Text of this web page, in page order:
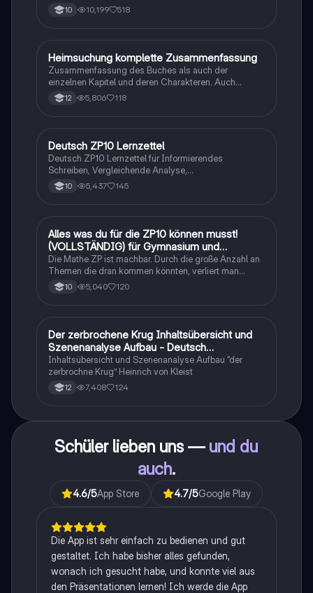
10 10,199 518
Deutsch
Heimsuchung komplette Zusammenfassung
Zusammenfassung des Buches als auch der
einzelnen Kapitel und deren Charakteren. Auch
tabellarisch. Im Unterricht ohne KI erstellt
12 5,806 118
Deutsch
Deutsch ZP10 Lernzettel
Deutsch ZP10 Lernzettel für Informierendes
Schreiben, Vergleichende Analyse,
Sachtexte/Roman/Gedicht..
10 5,437 145
Mathe
Alles was du für die ZP10 können musst!
(VOLLSTÄNDIG) für Gymnasium und
Realschule
Die Mathe ZP ist machbar. Durch die große Anzahl an
Themen die dran kommen könnten, verliert man
schnell den Überblick. Also habe ich von den kleinsten
Themen bis hin zu den größten alles
10 5,040 120
Deutsch
Der zerbrochene Krug Inhaltsübersicht und
Szenenanalyse Aufbau - Deutsch
Q1/Q2/Abitur
Inhaltsübersicht und Szenenanalyse Aufbau “der
zerbrochne Krug” Heinrich von Kleist
12 7,408 124
Schüler lieben uns — und du
auch.
4.6/5App Store 4.7/5Google Play
Die App ist sehr einfach zu bedienen und gut
gestaltet. Ich habe bisher alles gefunden,
wonach ich gesucht habe, und konnte viel aus
den Präsentationen lernen! Ich werde die App